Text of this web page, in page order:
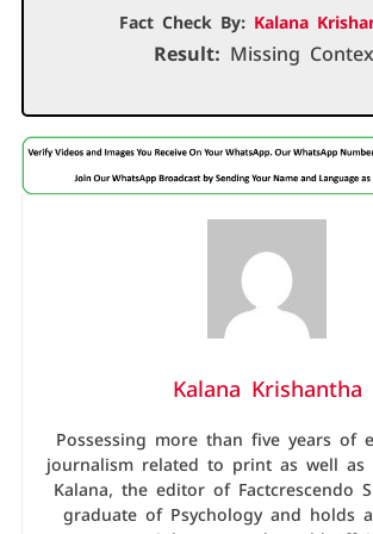
Fact Check By: Kalana
Result: Missing
Kalana Krishantha
Possessing more than five years of
journalism related to print as well as
Kalana, the editor of Factcrescendo
graduate of Psychology and holds